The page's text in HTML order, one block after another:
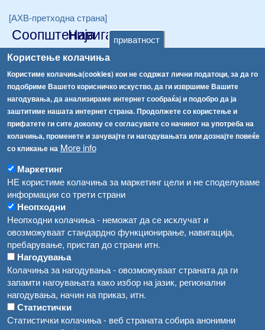
приватност
Користење колачиња
Користиме колачиња(cookies) кои не содржат лични податоци, за да го
подобриме Вашето корисничко искуство, да ги извршиме Вашите
нагодувања, да анализираме интернет сообраќај и подобро да ја
заштитиме нашата интернет страна. Продолжете со користење и
прифатете ги сите доколку се согласувате со начинот на употреба на
колачиња, променете и зачувајте ги нагодувањата или дознајте повеќе
со кликање на More info
Маркетинг
НЕ користиме колачиња за маркетинг цели и не споделуваме
информации со трети страни
Неопходни
Неопходни колачиња - неможат да се исклучат и
овозможуваат стандардно функционирање, навигација,
пребарување, пристап до страни итн.
Нагодувања
Колачиња за нагодувања - овозможуваат страната да ги
запамти нагоувањата како избор на јазик, регионални
нагодувања, начин на приказ, итн.
Статистички
Статистички колачиња - веб страната собира анонимни
[АХВ-претходна страна]
Соопштенија
Република Бугарија ги засили официјалните контроли при увоз на свежо овошје и зеленчук
Високите температури ризик од труење со храна, опасни се и за животните
Водата во Гостивар може да се користи како техничка, продолжува испораката на флаширана вода
Во Гостивар спроведени 70 вонредни контроли
Забраната за водата во Гостивар останува на сила, операторите да користат само технички безбедна вода
Навигација
Архива
Регистри
Обрасци
Забрани
Огласи